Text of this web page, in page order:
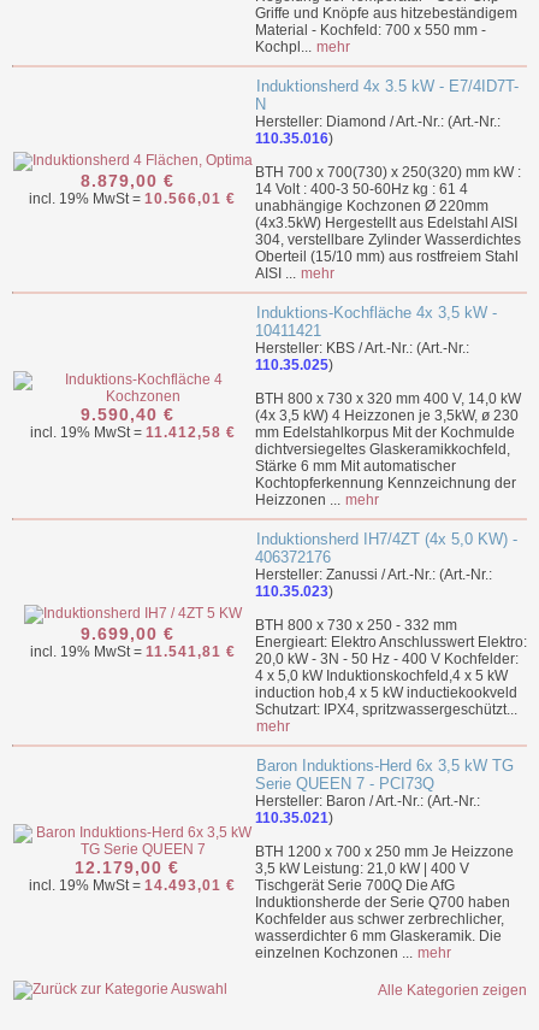
Griffe und Knöpfe aus hitzebeständigem
Material - Kochfeld: 700 x 550 mm -
Kochpl... mehr
8.879,00 €
incl. 19% MwSt = 10.566,01 €
Induktionsherd 4x 3.5 kW - E7/4ID7T-
N
Hersteller: Diamond / Art.-Nr.: (Art.-Nr.:
110.35.016)
BTH 700 x 700(730) x 250(320) mm kW :
14 Volt : 400-3 50-60Hz kg : 61 4
unabhängige Kochzonen Ø 220mm
(4x3.5kW) Hergestellt aus Edelstahl AISI
304, verstellbare Zylinder Wasserdichtes
Oberteil (15/10 mm) aus rostfreiem Stahl
AISI ... mehr
9.590,40 €
incl. 19% MwSt = 11.412,58 €
Induktions-Kochfläche 4x 3,5 kW -
10411421
Hersteller: KBS / Art.-Nr.: (Art.-Nr.:
110.35.025)
BTH 800 x 730 x 320 mm 400 V, 14,0 kW
(4x 3,5 kW) 4 Heizzonen je 3,5kW, ø 230
mm Edelstahlkorpus Mit der Kochmulde
dichtversiegeltes Glaskeramikkochfeld,
Stärke 6 mm Mit automatischer
Kochtopferkennung Kennzeichnung der
Heizzonen ... mehr
9.699,00 €
incl. 19% MwSt = 11.541,81 €
Induktionsherd IH7/4ZT (4x 5,0 KW) -
406372176
Hersteller: Zanussi / Art.-Nr.: (Art.-Nr.:
110.35.023)
BTH 800 x 730 x 250 - 332 mm
Energieart: Elektro Anschlusswert Elektro:
20,0 kW - 3N - 50 Hz - 400 V Kochfelder:
4 x 5,0 kW Induktionskochfeld,4 x 5 kW
induction hob,4 x 5 kW inductiekookveld
Schutzart: IPX4, spritzwassergeschützt...
mehr
12.179,00 €
incl. 19% MwSt = 14.493,01 €
Baron Induktions-Herd 6x 3,5 kW TG
Serie QUEEN 7 - PCI73Q
Hersteller: Baron / Art.-Nr.: (Art.-Nr.:
110.35.021)
BTH 1200 x 700 x 250 mm Je Heizzone
3,5 kW Leistung: 21,0 kW | 400 V
Tischgerät Serie 700Q Die AfG
Induktionsherde der Serie Q700 haben
Kochfelder aus schwer zerbrechlicher,
wasserdichter 6 mm Glaskeramik. Die
einzelnen Kochzonen ... mehr
Alle Kategorien zeigen